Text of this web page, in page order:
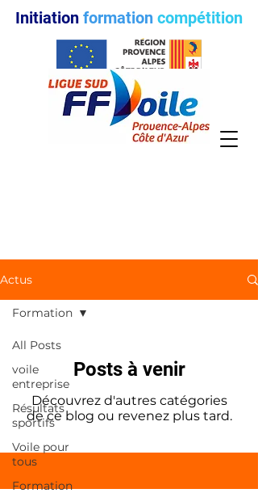
Initiation formation compétition
Actus
All Posts
voile
entreprise
Résultats
sportifs
Voile pour
tous
Formation
Formation
Posts à venir
Découvrez d'autres catégories
de ce blog ou revenez plus tard.